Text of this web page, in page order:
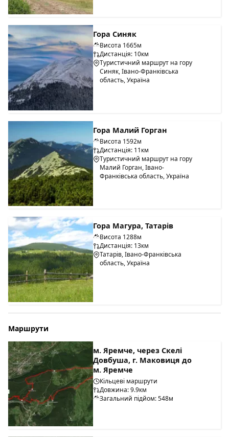
Гора Синяк
Висота 1665м
Дистанція: 10км
Туристичний маршрут на гору
Синяк, Івано-Франківська
область, Україна
Гора Малий Горган
Висота 1592м
Дистанція: 11км
Туристичний маршрут на гору
Малий Горган, Івано-
Франківська область, Україна
Гора Магура, Татарів
Висота 1288м
Дистанція: 13км
Татарів, Івано-Франківська
область, Україна
Маршрути
м. Яремче, через Скелі
Довбуша, г. Маковиця до
м. Яремче
Кільцеві маршрути
Довжина: 9.9км
Загальний підйом: 548м